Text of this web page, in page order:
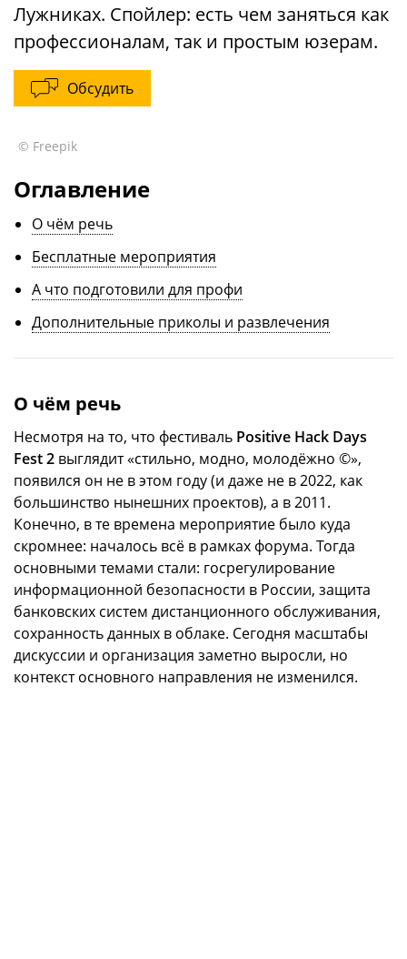
Лужниках. Спойлер: есть чем заняться как
профессионалам, так и простым юзерам.
Обсудить
© Freepik
Оглавление
О чём речь
Бесплатные мероприятия
А что подготовили для профи
Дополнительные приколы и развлечения
О чём речь
Несмотря на то, что фестиваль Positive Hack Days
Fest 2 выглядит «стильно, модно, молодёжно ©»,
появился он не в этом году (и даже не в 2022, как
большинство нынешних проектов), а в 2011.
Конечно, в те времена мероприятие было куда
скромнее: началось всё в рамках форума. Тогда
основными темами стали: госрегулирование
информационной безопасности в России, защита
банковских систем дистанционного обслуживания,
сохранность данных в облаке. Сегодня масштабы
дискуссии и организация заметно выросли, но
контекст основного направления не изменился.